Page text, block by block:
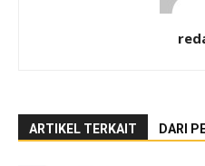
ARTIKEL TERKAIT DARI